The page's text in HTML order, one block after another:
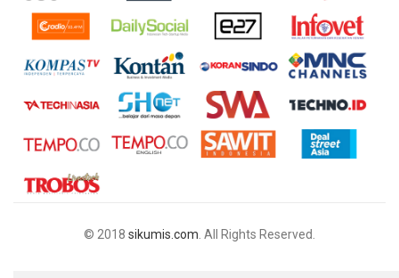
© 2018 sikumis.com . All Rights Reserved.